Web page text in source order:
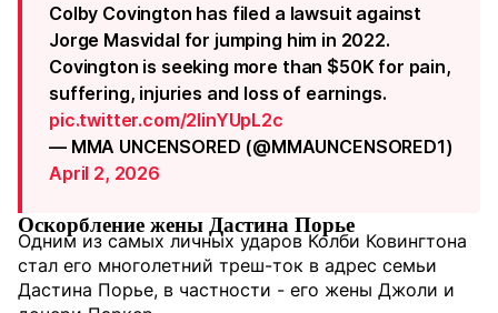
Colby Covington has filed a lawsuit against
Jorge Masvidal for jumping him in 2022.
Covington is seeking more than $50K for pain,
suffering, injuries and loss of earnings.
pic.twitter.com/2linYUpL2c
— MMA UNCENSORED (@MMAUNCENSORED1)
April 2, 2026
Оскорбление жены Дастина Порье
Одним из самых личных ударов Колби Ковингтона
стал его многолетний треш-ток в адрес семьи
Дастина Порье, в частности - его жены Джоли и